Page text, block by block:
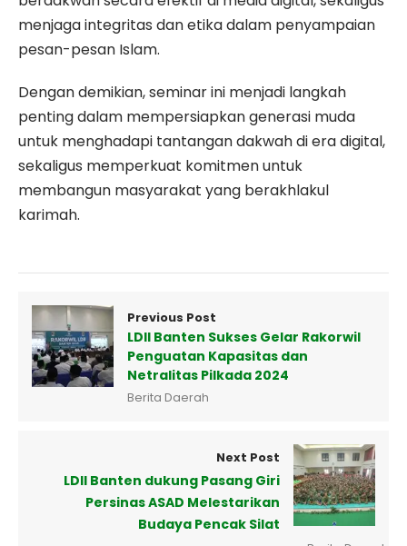
menjaga integritas dan etika dalam penyampaian
pesan-pesan Islam.
Dengan demikian, seminar ini menjadi langkah
penting dalam mempersiapkan generasi muda
untuk menghadapi tantangan dakwah di era digital,
sekaligus memperkuat komitmen untuk
membangun masyarakat yang berakhlakul
karimah.
Previous Post
LDII Banten Sukses Gelar Rakorwil
Penguatan Kapasitas dan
Netralitas Pilkada 2024
Berita Daerah
Next Post
LDII Banten dukung Pasang Giri
Persinas ASAD Melestarikan
Budaya Pencak Silat